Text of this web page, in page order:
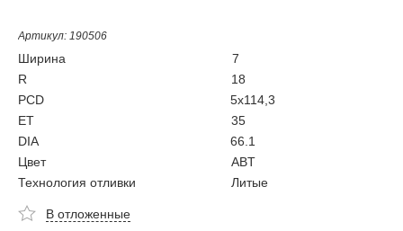
Артикул: 190506
Ширина
7
R
18
PCD
5x114,3
ET
35
DIA
66.1
Цвет
ABT
Технология отливки
Литые
В отложенные